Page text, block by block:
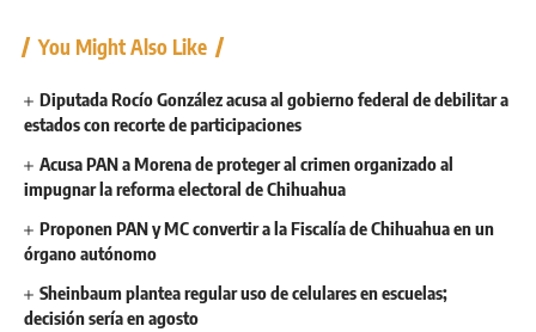
You Might Also Like
Diputada Rocío González acusa al gobierno federal de debilitar a
estados con recorte de participaciones
Acusa PAN a Morena de proteger al crimen organizado al
impugnar la reforma electoral de Chihuahua
Proponen PAN y MC convertir a la Fiscalía de Chihuahua en un
órgano autónomo
Sheinbaum plantea regular uso de celulares en escuelas;
decisión sería en agosto